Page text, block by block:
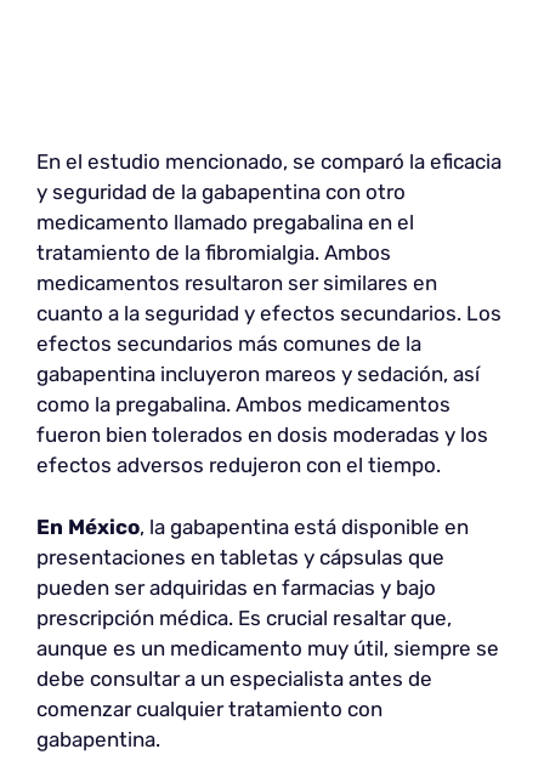
En el estudio mencionado, se comparó la eficacia
y seguridad de la gabapentina con otro
medicamento llamado pregabalina en el
tratamiento de la fibromialgia. Ambos
medicamentos resultaron ser similares en
cuanto a la seguridad y efectos secundarios. Los
efectos secundarios más comunes de la
gabapentina incluyeron mareos y sedación, así
como la pregabalina. Ambos medicamentos
fueron bien tolerados en dosis moderadas y los
efectos adversos redujeron con el tiempo.
En México, la gabapentina está disponible en
presentaciones en tabletas y cápsulas que
pueden ser adquiridas en farmacias y bajo
prescripción médica. Es crucial resaltar que,
aunque es un medicamento muy útil, siempre se
debe consultar a un especialista antes de
comenzar cualquier tratamiento con
gabapentina.